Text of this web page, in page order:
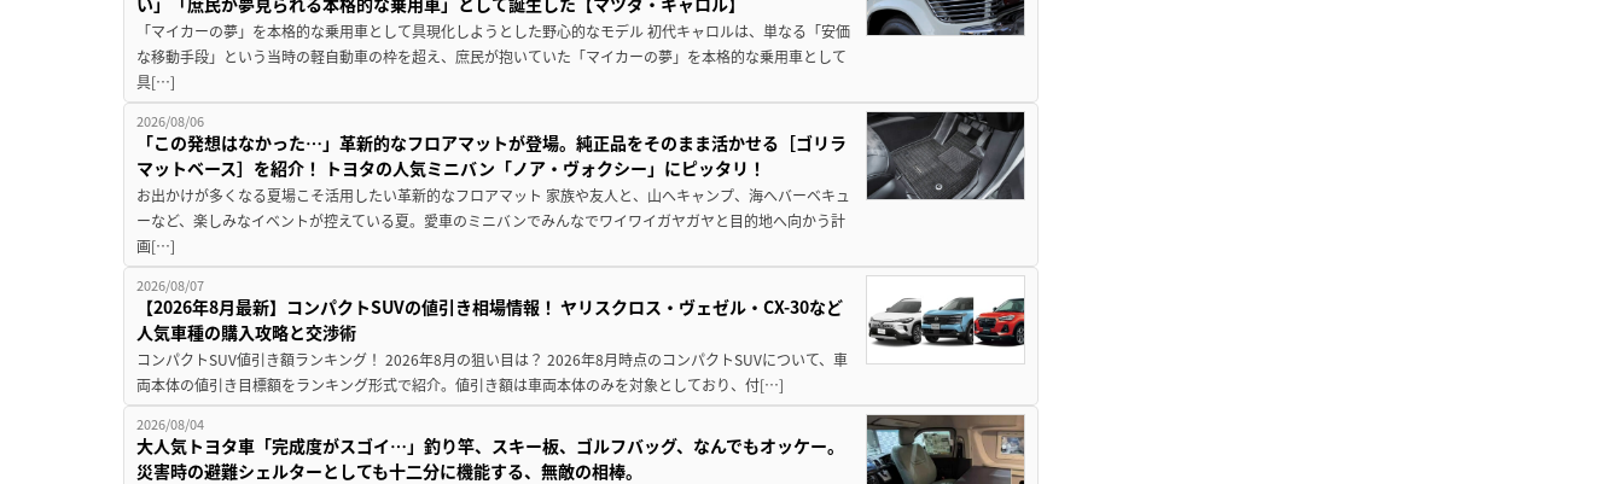
「マイカーの夢」を本格的な乗用車として具現化しようとした野心的なモデル 初代キャロルは、単なる「安価
な移動手段」という当時の軽自動車の枠を超え、庶民が抱いていた「マイカーの夢」を本格的な乗用車として
具[…]
2026/08/06
「この発想はなかった…」革新的なフロアマットが登場。純正品をそのまま活かせる［ゴリラ
マットベース］を紹介！ トヨタの人気ミニバン「ノア・ヴォクシー」にピッタリ！
お出かけが多くなる夏場こそ活用したい革新的なフロアマット 家族や友人と、山へキャンプ、海へバーベキュ
ーなど、楽しみなイベントが控えている夏。愛車のミニバンでみんなでワイワイガヤガヤと目的地へ向かう計
画[…]
2026/08/07
【2026年8月最新】コンパクトSUVの値引き相場情報！ ヤリスクロス・ヴェゼル・CX-30など
人気車種の購入攻略と交渉術
コンパクトSUV値引き額ランキング！ 2026年8月の狙い目は？ 2026年8月時点のコンパクトSUVについて、車
両本体の値引き目標額をランキング形式で紹介。値引き額は車両本体のみを対象としており、付[…]
2026/08/04
大人気トヨタ車「完成度がスゴイ…」釣り竿、スキー板、ゴルフバッグ、なんでもオッケー。
災害時の避難シェルターとしても十二分に機能する、無敵の相棒。